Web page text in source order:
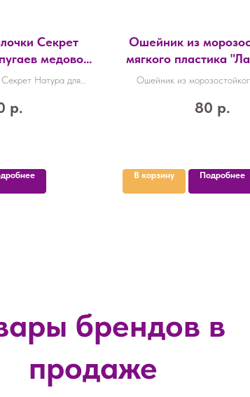
Секрет
медово-
/3719/
Натура для
р.
Ошейник из
мягкого пластика
5 х 1 см, микс цветов
Ошейник из
1716372
80 р.
В корзину Подробнее
брендов в
продаже